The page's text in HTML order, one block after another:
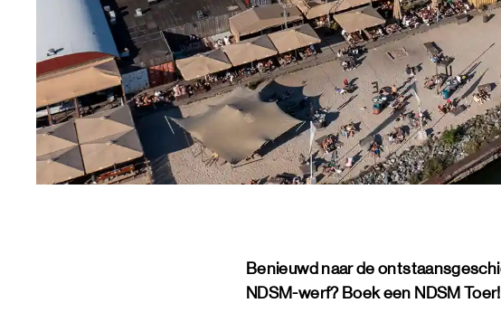
Benieuwd naar de
NDSM-werf? Boek een NDSM Toer!